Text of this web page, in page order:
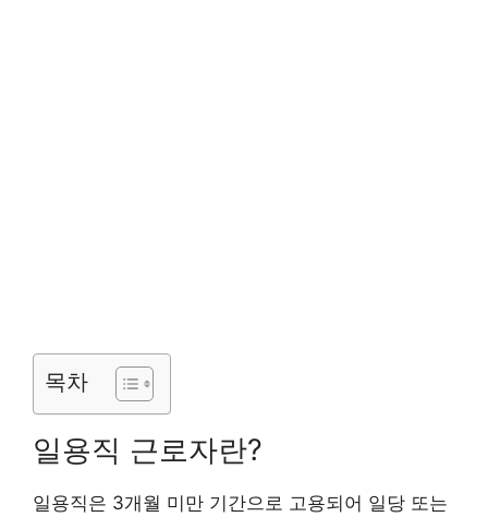
목차
일용직 근로자란?
일용직은 3개월 미만 기간으로 고용되어 일당 또는